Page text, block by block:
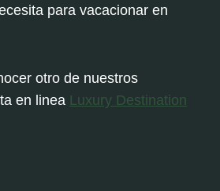
para vacacionar en
otro de nuestros
en linea Luxury Destination